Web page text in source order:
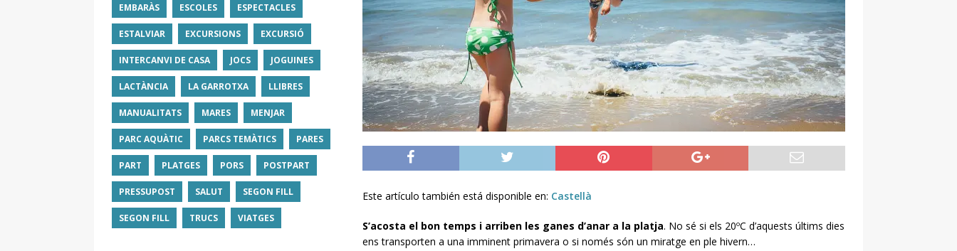
Este artículo también está disponible en: Castellà
S’acosta el bon temps i arriben les ganes d’anar a la platja. No sé si els 20ºC d’aquests últims dies
ens transporten a una imminent primavera o si només són un miratge en ple hivern…
EMBARÀS ESCOLES ESPECTACLES
ESTALVIAR EXCURSIONS EXCURSIÓ
INTERCANVI DE CASA JOCS JOGUINES
LACTÀNCIA LA GARROTXA LLIBRES
MANUALITATS MARES MENJAR
PARC AQUÀTIC PARCS TEMÀTICS PARES
PART PLATGES PORS POSTPART
PRESSUPOST SALUT SEGON FILL
SEGON FILL TRUCS VIATGES